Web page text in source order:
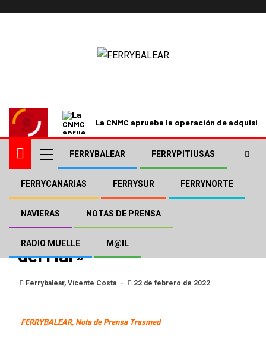
La CNMC aprueba la operación de
FERRYBALEAR FERRYPITIUSAS
FERRYCANARIAS FERRYSUR FERRYNORTE
NAVIERAS NOTAS DE PRENSA
RADIO MUELLE M@IL
Los Buques de Trasmed se
convierten en «Aspiradoras
del Mar»
Ferrybalear, Vicente Costa 22 de febrero de 2022
FERRYBALEAR, Nota de Prensa Trasmed